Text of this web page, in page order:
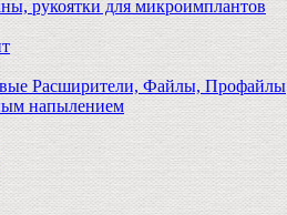
рукоятки для микроимплантов
Расширители, Файлы, Профайлы
напылением